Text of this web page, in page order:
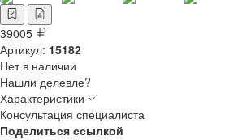
39005
Артикул: 15182
Нет в наличии
Нашли делевле?
Характеристики
Консультация специалиста
Поделиться ссылкой